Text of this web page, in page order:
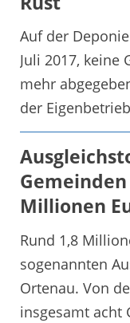
Auf der
Juli 2017, keine
mehr
der
Millionen
Rund 1,8
sogenannten
Ortenau. Von
insgesamt acht